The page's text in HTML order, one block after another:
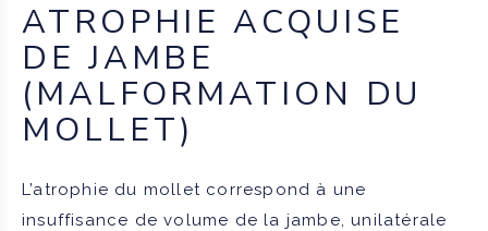
ATROPHIE ACQUISE
DE JAMBE
(MALFORMATION DU
MOLLET)
L’atrophie du mollet correspond à une
insuffisance de volume de la jambe, unilatérale